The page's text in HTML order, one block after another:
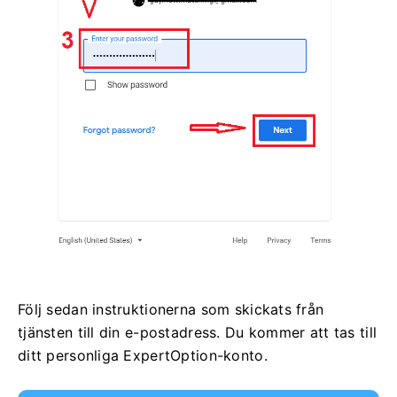
Följ sedan instruktionerna som skickats från
tjänsten till din e-postadress. Du kommer att tas till
ditt personliga ExpertOption-konto.